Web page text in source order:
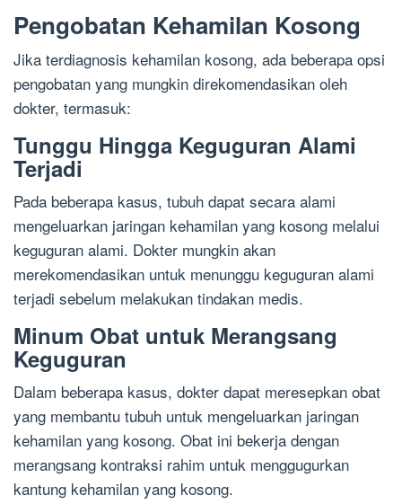
Pengobatan Kehamilan Kosong
Jika terdiagnosis kehamilan kosong, ada beberapa opsi
pengobatan yang mungkin direkomendasikan oleh
dokter, termasuk:
Tunggu Hingga Keguguran Alami
Terjadi
Pada beberapa kasus, tubuh dapat secara alami
mengeluarkan jaringan kehamilan yang kosong melalui
keguguran alami. Dokter mungkin akan
merekomendasikan untuk menunggu keguguran alami
terjadi sebelum melakukan tindakan medis.
Minum Obat untuk Merangsang
Keguguran
Dalam beberapa kasus, dokter dapat meresepkan obat
yang membantu tubuh untuk mengeluarkan jaringan
kehamilan yang kosong. Obat ini bekerja dengan
merangsang kontraksi rahim untuk menggugurkan
kantung kehamilan yang kosong.